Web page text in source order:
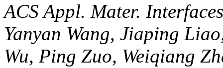
ACS Appl. Mater.
Yanyan Wang, Jiaping
Wu, Ping Zuo, Weiqiang